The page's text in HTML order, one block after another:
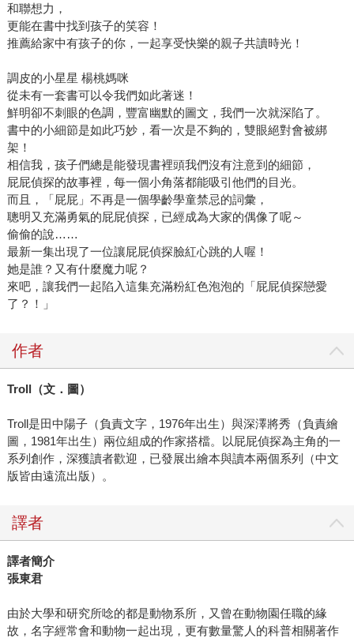
和聯想力，
更能在書中找到孩子的笑容！
推薦給家中有孩子的你，一起享受快樂的親子共讀時光！
調皮的小星星 楊桃媽咪
從未有一套書可以令我們如此著迷！
鮮明卻不刺眼的色調，豐富幽默的圖文，我們一次就深陷了。
書中的小細節是如此巧妙，看一次是不夠的，雙眼絕對會被綁
架！
相信我，孩子們總是能發現書裡頭我們沒有注意到的細節，
屁屁偵探的故事裡，每一個小角落都能吸引他們的目光。
而且，「屁屁」不再是一個學齡學童禁忌的詞彙，
聰明又充滿勇氣的屁屁偵探，已經成為大家的偶像了呢～
偷偷的說……
最新一集出現了一位讓屁屁偵探臉紅心跳的人喔！
她是誰？又有什麼魔力呢？
來吧，讓我們一起陷入這集充滿粉紅色泡泡的「屁屁偵探戀愛
了？！」
作者
Troll（文．圖）
Troll是田中陽子（負責文字，1976年出生）與深澤將秀（負責繪
圖，1981年出生）兩位組成的作家搭檔。以屁屁偵探為主角的一
系列創作，深獲讀者歡迎，已發展出繪本與讀本兩個系列（中文
版皆由遠流出版）。
譯者
譯者簡介
張東君
由於大學和研究所唸的都是動物系所，又曾在動物園任職的緣
故，名字經常會和動物一起出現，更有數量驚人的科普相關著作